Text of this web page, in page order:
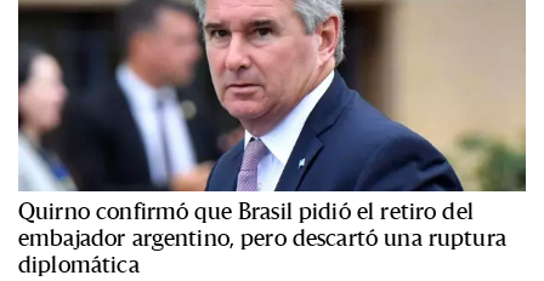
Quirno confirmó que Brasil pidió el retiro del
embajador argentino, pero descartó una ruptura
diplomática